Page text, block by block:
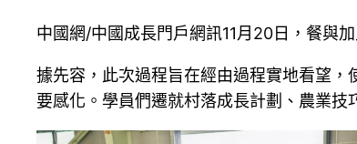
中國網/中國成長門戶網訊11月20日，餐與
據先容，此次過程旨在經由過程實地看望
要感化。學員們遷就村落成長計劃、農業技